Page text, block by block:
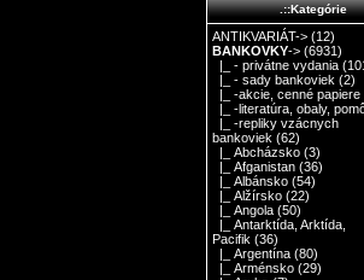
.::Kategórie
ANTIKVARIÁT-> (12)
BANKOVKY-> (6931)
|_ - privátne vydania
|_ - sady bankoviek (2)
|_ -akcie, cenné papiere
|_ -literatúra, obaly,
|_ -repliky vzácnych
bankoviek (62)
|_ Abcházsko (3)
|_ Afganistan (36)
|_ Albánsko (54)
|_ Alžírsko (22)
|_ Angola (50)
|_ Antarktída, Arktída,
Pacifik (36)
|_ Argentína (80)
|_ Arménsko (29)